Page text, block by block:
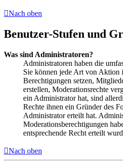
Nach oben
Benutzer-Stufen und
Was sind Administratoren?
Administratoren haben die
Sie können jede Art von Aktion
Berechtigungen setzen,
erstellen, Moderationsrechte
ein Administrator hat, sind
Rechte ihnen ein Gründer des
Administrator erteilt hat.
Moderationsberechtigungen
entsprechende Recht erteilt
Nach oben